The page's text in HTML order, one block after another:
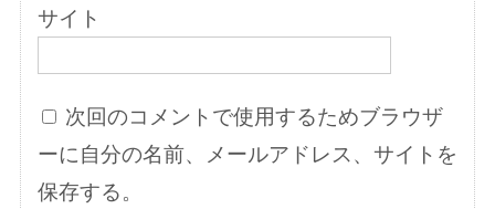
サイト
次回のコメントで使用するためブラウザ
ーに自分の名前、メールアドレス、サイトを
保存する。